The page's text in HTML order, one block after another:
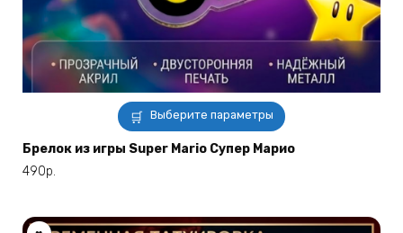
Выберите параметры
Этот
товар
имеет
можно
Брелок из игры Super Mario Супер Марио
490р.